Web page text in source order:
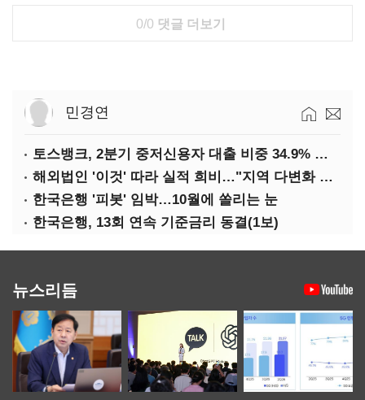
0/0 댓글 더보기
민경연
토스뱅크, 2분기 중저신용자 대출 비중 34.9% 달성
해외법인 '이것' 따라 실적 희비…"지역 다변화 해야"
한국은행 '피봇' 임박…10월에 쏠리는 눈
한국은행, 13회 연속 기준금리 동결(1보)
뉴스리듬